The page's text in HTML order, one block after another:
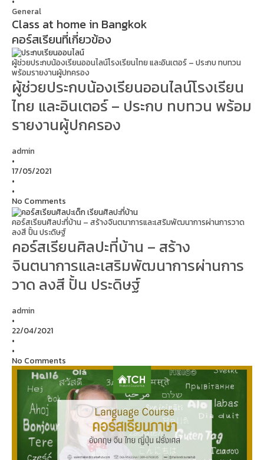
General
Class at home in Bangkok
คอร์สเรียนที่เกี่ยวข้อง
ผู้ช่วยประกบน้องเรียนออนไลน์โรงเรียนไทย และอินเตอร์ – ประกบ ทบทวน
พร้อมรายงานผู้ปกครอง
ผู้ช่วยประกบน้องเรียนออนไลน์โรงเรียน
ไทย และอินเตอร์ – ประกบ ทบทวน พร้อม
รายงานผู้ปกครอง
admin
•
17/05/2021
•
•
No Comments
คอร์สเรียนศิลปะที่บ้าน – สร้างจินตนาการและเสริมพัฒนาการผ่านการวาด
ลงสี ปั้น ประดิษฐ์
คอร์สเรียนศิลปะที่บ้าน – สร้าง
จินตนาการและเสริมพัฒนาการผ่านการ
วาด ลงสี ปั้น ประดิษฐ์
admin
•
22/04/2021
•
•
No Comments